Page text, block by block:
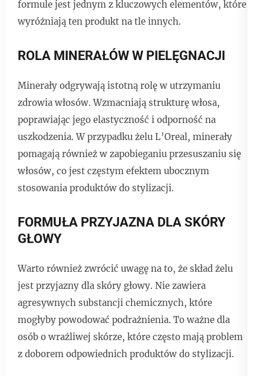
formule jest jednym z kluczowych elementów, które
wyróżniają ten produkt na tle innych.
ROLA MINERAŁÓW W PIELĘGNACJI
Minerały odgrywają istotną rolę w utrzymaniu
zdrowia włosów. Wzmacniają strukturę włosa,
poprawiając jego elastyczność i odporność na
uszkodzenia. W przypadku żelu L’Oreal, minerały
pomagają również w zapobieganiu przesuszaniu się
włosów, co jest częstym efektem ubocznym
stosowania produktów do stylizacji.
FORMUŁA PRZYJAZNA DLA SKÓRY
GŁOWY
Warto również zwrócić uwagę na to, że skład żelu
jest przyjazny dla skóry głowy. Nie zawiera
agresywnych substancji chemicznych, które
mogłyby powodować podrażnienia. To ważne dla
osób o wrażliwej skórze, które często mają problem
z doborem odpowiednich produktów do stylizacji.